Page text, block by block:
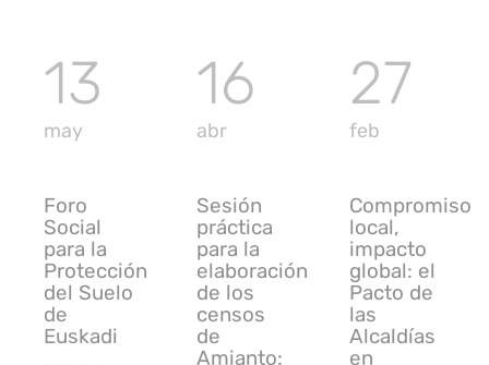
13
may
UDALSAREA
2030
Foro
Social
para la
Protección
del Suelo
de
Euskadi
16
abr
UDALSAREA
2030
Sesión
práctica
para la
elaboración
de los
censos
de
Amianto:
27
feb
ODS 13
Compromiso
local,
impacto
global: el
Pacto de
las
Alcaldías
en